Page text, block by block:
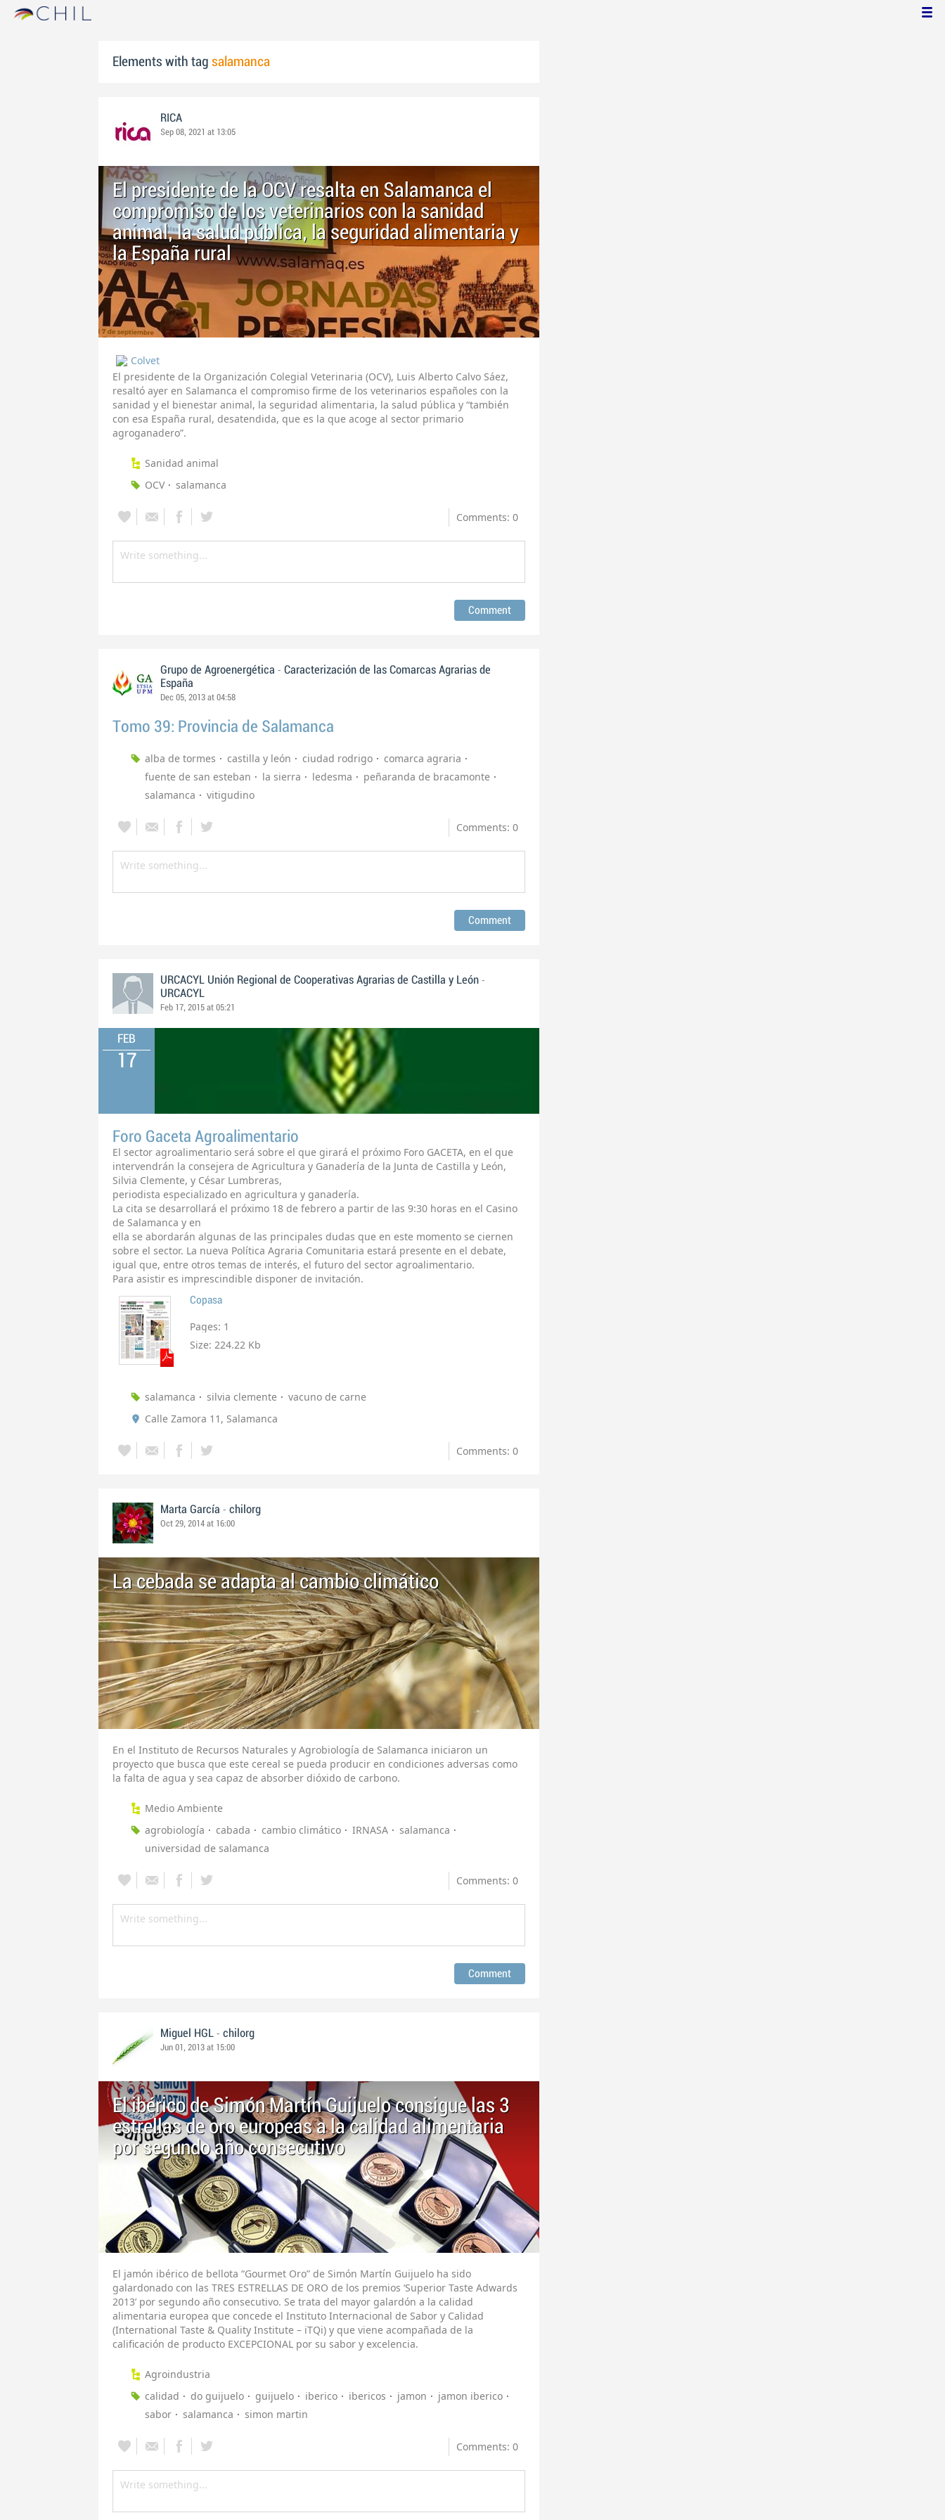
Elements with tag salamanca
RICA
Sep 08, 2021 at 13:05
El presidente de la OCV resalta en Salamanca el
compromiso de los veterinarios con la sanidad
animal, la salud pública, la seguridad alimentaria y
la España rural
Colvet
El presidente de la Organización Colegial Veterinaria (OCV), Luis Alberto Calvo Sáez,
resaltó ayer en Salamanca el compromiso firme de los veterinarios españoles con la
sanidad y el bienestar animal, la seguridad alimentaria, la salud pública y “también
con esa España rural, desatendida, que es la que acoge al sector primario
agroganadero”.
Sanidad animal
OCV
salamanca
Comments: 0
Grupo de Agroenergética - Caracterización de las Comarcas Agrarias de
España
Dec 05, 2013 at 04:58
Tomo 39: Provincia de Salamanca
alba de tormes castilla y león ciudad rodrigo
comarca agraria
fuente de san esteban
la sierra ledesma
peñaranda de bracamonte
salamanca
vitigudino
Comments: 0
URCACYL Unión Regional de Cooperativas Agrarias de Castilla y León -
URCACYL
Feb 17, 2015 at 05:21
FEB
17
Foro Gaceta Agroalimentario
El sector agroalimentario será sobre el que girará el próximo Foro GACETA, en el que
intervendrán la consejera de Agricultura y Ganadería de la Junta de Castilla y León,
Silvia Clemente, y César Lumbreras,
periodista especializado en agricultura y ganadería.
La cita se desarrollará el próximo 18 de febrero a partir de las 9:30 horas en el Casino
de Salamanca y en
ella se abordarán algunas de las principales dudas que en este momento se ciernen
sobre el sector. La nueva Política Agraria Comunitaria estará presente en el debate,
igual que, entre otros temas de interés, el futuro del sector agroalimentario.
Para asistir es imprescindible disponer de invitación.
Copasa
Pages: 1
Size: 224.22 Kb
salamanca silvia clemente
vacuno de carne
Calle Zamora 11, Salamanca
Comments: 0
Marta García - chilorg
Oct 29, 2014 at 16:00
La cebada se adapta al cambio climático
En el Instituto de Recursos Naturales y Agrobiología de Salamanca iniciaron un
proyecto que busca que este cereal se pueda producir en condiciones adversas como
la falta de agua y sea capaz de absorber dióxido de carbono.
Medio Ambiente
agrobiología
cabada cambio climático IRNASA
salamanca
universidad de salamanca
Comments: 0
Miguel HGL - chilorg
Jun 01, 2013 at 15:00
El ibérico de Simón Martín Guijuelo consigue las 3
estrellas de oro europeas a la calidad alimentaria
por segundo año consecutivo
El jamón ibérico de bellota “Gourmet Oro” de Simón Martín Guijuelo ha sido
galardonado con las TRES ESTRELLAS DE ORO de los premios ‘Superior Taste Adwards
2013’ por segundo año consecutivo. Se trata del mayor galardón a la calidad
alimentaria europea que concede el Instituto Internacional de Sabor y Calidad
(International Taste & Quality Institute – iTQi) y que viene acompañada de la
calificación de producto EXCEPCIONAL por su sabor y excelencia.
Agroindustria
calidad
do guijuelo guijuelo iberico ibericos jamon
jamon iberico
sabor
salamanca simon martin
Comments: 0